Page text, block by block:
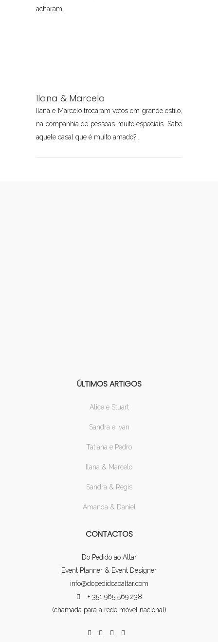
acharam...
Ilana & Marcelo
Ilana e Marcelo trocaram votos em grande estilo,
na companhia de pessoas muito especiais. Sabe
aquele casal que é muito amado?...
ÚLTIMOS ARTIGOS
Alice e Stuart
Sandra e Ivan
Tatiana e Pedro
Ilana & Marcelo
Sandra & Regis
Amanda & Daniel
CONTACTOS
Do Pedido ao Altar
Event Planner & Event Designer
info@dopedidoaoaltar.com
+ 351 965 569 238
(chamada para a rede móvel nacional)